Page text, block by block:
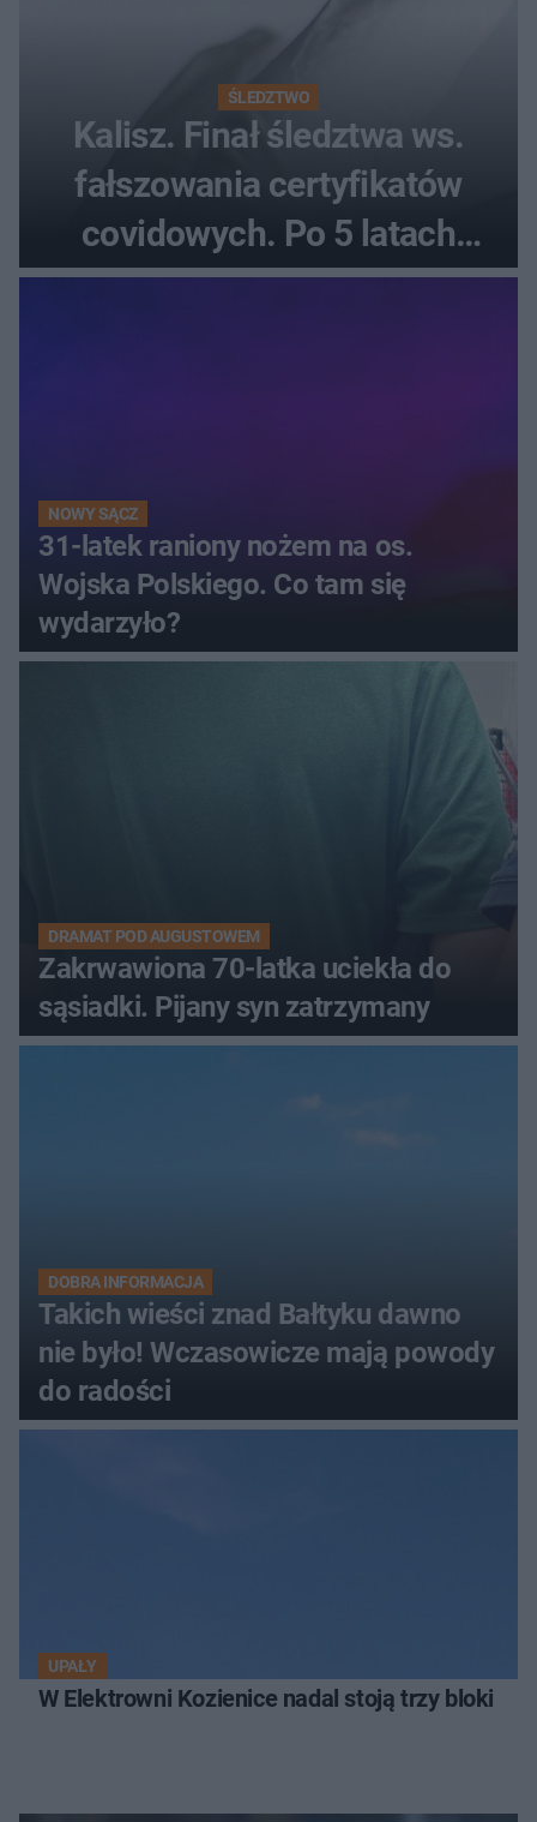
ŚLEDZTWO
Kalisz. Finał śledztwa ws.
fałszowania certyfikatów
covidowych. Po 5 latach
prokurator zamyka sprawę
NOWY SĄCZ
31-latek raniony nożem na os.
Wojska Polskiego. Co tam się
wydarzyło?
DRAMAT POD AUGUSTOWEM
Zakrwawiona 70-latka uciekła do
sąsiadki. Pijany syn zatrzymany
DOBRA INFORMACJA
Takich wieści znad Bałtyku dawno
nie było! Wczasowicze mają powody
do radości
UPAŁY
W Elektrowni Kozienice nadal stoją trzy bloki